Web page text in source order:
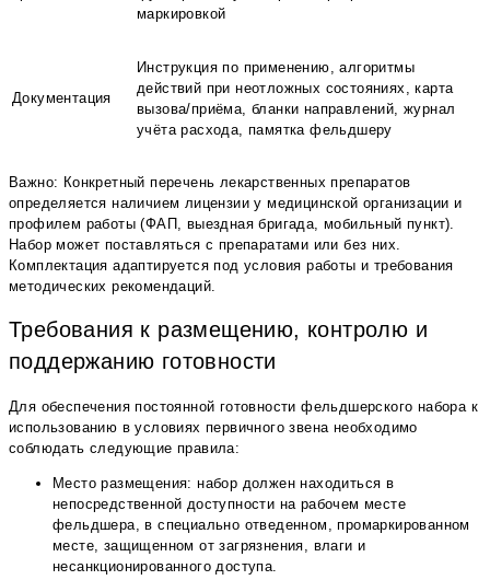
маркировкой
Документация
Инструкция по применению, алгоритмы
действий при неотложных состояниях, карта
вызова/приёма, бланки направлений, журнал
учёта расхода, памятка фельдшеру
Важно: Конкретный перечень лекарственных препаратов
определяется наличием лицензии у медицинской организации и
профилем работы (ФАП, выездная бригада, мобильный пункт).
Набор может поставляться с препаратами или без них.
Комплектация адаптируется под условия работы и требования
методических рекомендаций.
Требования к размещению, контролю и
поддержанию готовности
Для обеспечения постоянной готовности фельдшерского набора к
использованию в условиях первичного звена необходимо
соблюдать следующие правила:
Место размещения: набор должен находиться в
непосредственной доступности на рабочем месте
фельдшера, в специально отведенном, промаркированном
месте, защищенном от загрязнения, влаги и
несанкционированного доступа.